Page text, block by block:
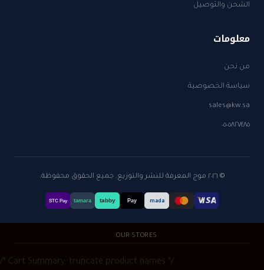
الشحن والتوصيل
معلومات
من نحن
سياسة الخصوصية
sales@kw.sa
٠٥٠٥٨٢٧٤٨٥
© ٢٠٢٦ موج المعرفة للنشر والتوزيع. جميع الحقوق محفوظة.
mada
Pay
tabby
tamara
STC Pay
OUR STORES
/* Cart Summary: truncate product names */